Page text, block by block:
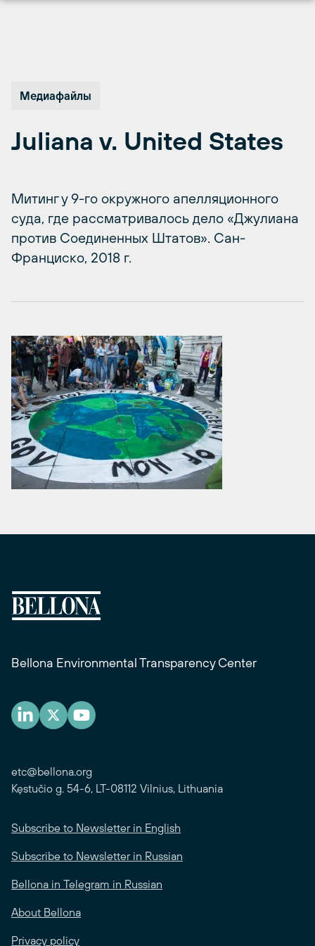
Медиафайлы
Juliana v. United States
Митинг у 9-го окружного апелляционного
суда, где рассматривалось дело «Джулиана
против Соединенных Штатов». Сан-
Франциско, 2018 г.
Bellona Environmental Transparency Center
etc@bellona.org
Kęstučio g. 54-6, LT-08112 Vilnius, Lithuania
Subscribe to Newsletter in English
Subscribe to Newsletter in Russian
Bellona in Telegram in Russian
About Bellona
Privacy policy